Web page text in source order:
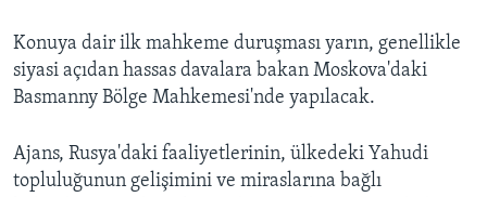
Konuya dair ilk mahkeme duruşması yarın, genellikle
siyasi açıdan hassas davalara bakan Moskova'daki
Basmanny Bölge Mahkemesi'nde yapılacak.
Ajans, Rusya'daki faaliyetlerinin, ülkedeki Yahudi
topluluğunun gelişimini ve miraslarına bağlı